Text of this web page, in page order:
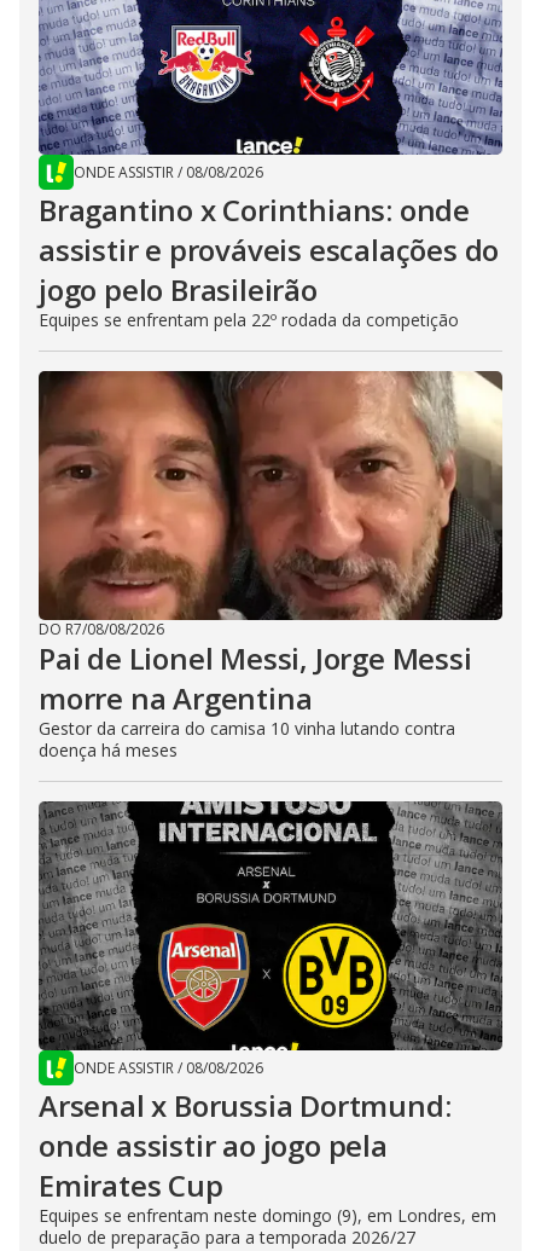
ONDE ASSISTIR/ 08/08/2026
Bragantino x Corinthians: onde
assistir e prováveis escalações do
jogo pelo Brasileirão
Equipes se enfrentam pela 22º rodada da competição
DO R7/08/08/2026
Pai de Lionel Messi, Jorge Messi
morre na Argentina
Gestor da carreira do camisa 10 vinha lutando contra
doença há meses
ONDE ASSISTIR/ 08/08/2026
Arsenal x Borussia Dortmund:
onde assistir ao jogo pela
Emirates Cup
Equipes se enfrentam neste domingo (9), em Londres, em
duelo de preparação para a temporada 2026/27